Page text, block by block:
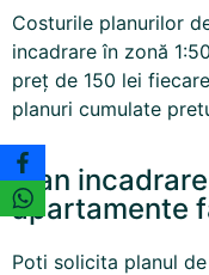
Costurile planurilor
incadrare în zonă
preț de 150 lei
planuri cumulate
Plan
apartamente
Poti solicita planul